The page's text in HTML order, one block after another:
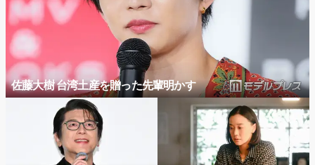
佐藤大樹 台湾土産を贈った先輩明かす